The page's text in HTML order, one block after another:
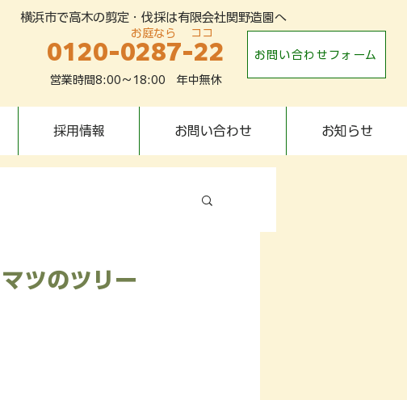
横浜市で高木の剪定・伐採は有限会社関野造園へ
0120-0287-22
​お庭なら ココ
営業時間8:00～18:00 年中無休
お問い合わせフォーム
採用情報 お問い合わせ お知らせ
ツのツリー